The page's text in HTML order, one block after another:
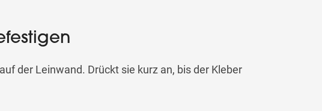
der Leinwand. Drückt sie kurz an, bis der Kleber